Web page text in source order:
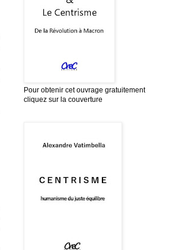
Pour obtenir cet ouvrage gratuitement
cliquez sur la couverture